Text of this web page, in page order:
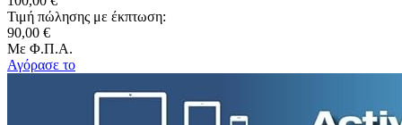
Τιμή πώλησης με έκπτωση:
90,00 €
Με Φ.Π.Α.
Αγόρασε το